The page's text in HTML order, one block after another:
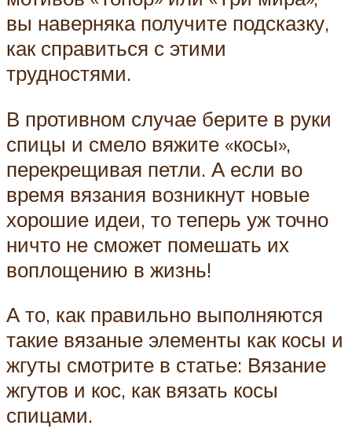
вы наверняка получите подсказку,
как справиться с этими
трудностями.
В противном случае берите в руки
спицы и смело вяжите «косы»,
перекрещивая петли. А если во
время вязания возникнут новые
хорошие идеи, то теперь уж точно
ничто не сможет помешать их
воплощению в жизнь!
А то, как правильно выполняются
такие вязаные элементы как косы и
жгуты смотрите в статье: Вязание
жгутов и кос, как вязать косы
спицами.